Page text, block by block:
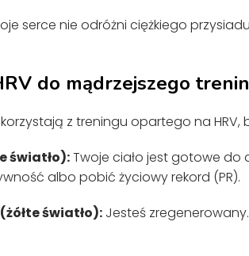
serce nie odróżni ciężkiego
do mądrzejszego
z treningu opartego na
światło):Twoje ciało jest gotowe do
albo pobić życiowy rekord (PR).
światło): Jesteś